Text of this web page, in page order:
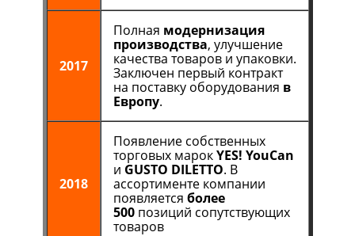
2017
Полная модернизация
производства, улучшение
качества товаров и упаковки.
Заключен первый контракт
на поставку оборудования в
Европу.
2018
Появление собственных
торговых марокYES! YouCan
и GUSTO DILETTO. В
ассортименте компании
появляется более
500позиций сопутствующих
товаров